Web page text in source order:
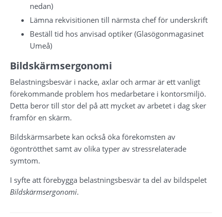
nedan)
Lämna rekvisitionen till närmsta chef för underskrift
Beställ tid hos anvisad optiker (Glasögonmagasinet
Umeå)
Bildskärmsergonomi
Belastningsbesvär i nacke, axlar och armar är ett vanligt
förekommande problem hos medarbetare i kontorsmiljö.
Detta beror till stor del på att mycket av arbetet i dag sker
framför en skärm.
Bildskärmsarbete kan också öka förekomsten av
ögontrötthet samt av olika typer av stressrelaterade
symtom.
Bildskärmsergonomi.